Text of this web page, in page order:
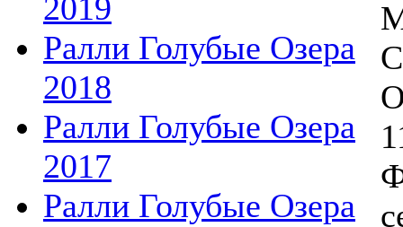
2019
Ралли Голубые Озера
2018
Ралли Голубые Озера
2017
Ралли Голубые Озера